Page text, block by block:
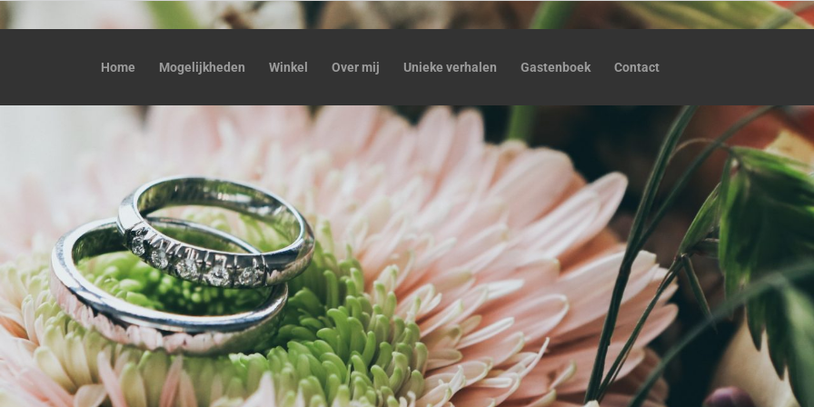
Home Mogelijkheden Winkel Over mij Unieke verhalen Gastenboek Contact